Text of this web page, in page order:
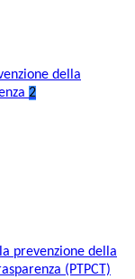
della
2
prevenzione della
(PTPCT)